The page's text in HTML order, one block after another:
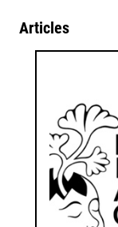
Articles